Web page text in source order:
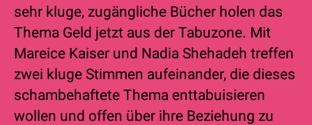
sehr kluge, zugängliche Bücher holen das
Thema Geld jetzt aus der Tabuzone. Mit
Mareice Kaiser und Nadia Shehadeh treffen
zwei kluge Stimmen aufeinander, die dieses
schambehaftete Thema enttabuisieren
wollen und offen über ihre Beziehung zu